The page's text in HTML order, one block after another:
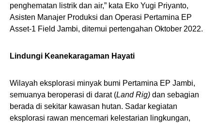
penghematan listrik dan air,” kata Eko Yugi Priyanto,
Asisten Manajer Produksi dan Operasi Pertamina EP
Asset-1 Field Jambi, ditemui pertengahan Oktober 2022.
Lindungi Keanekaragaman Hayati
Wilayah eksplorasi minyak bumi Pertamina EP Jambi,
semuanya beroperasi di darat (Land Rig) dan sebagian
berada di sekitar kawasan hutan. Sadar kegiatan
eksplorasi rawan mencemari kelestarian lingkungan,